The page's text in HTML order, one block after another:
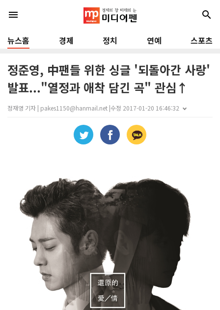
menu search
뉴스홈 경제 정치 연예 스포츠
정준영, 中팬들 위한 싱글 '되돌아간 사랑'
발표..."열정과 애착 담긴 곡" 관심↑
정재영 기자 | pakes1150@hanmail.net |수정 2017-01-20 16:46:32